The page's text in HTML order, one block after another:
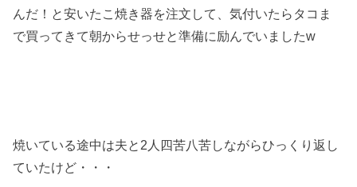
んだ！と安いたこ焼き器を注文して、気付いたらタコま
で買ってきて朝からせっせと準備に励んでいましたw
焼いている途中は夫と2人四苦八苦しながらひっくり返し
ていたけど・・・